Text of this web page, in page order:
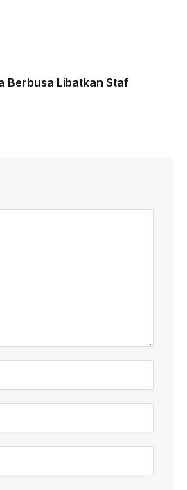
Berbusa Libatkan Staf